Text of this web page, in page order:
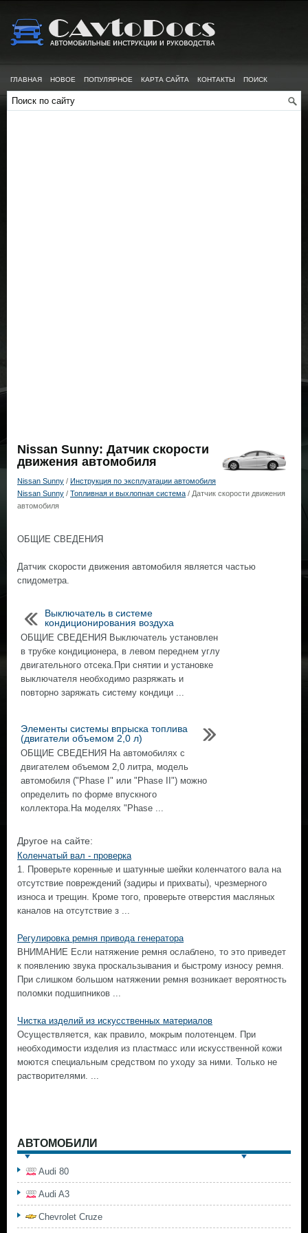
ГЛАВНАЯ НОВОЕ ПОПУЛЯРНОЕ КАРТА САЙТА КОНТАКТЫ ПОИСК
Nissan Sunny: Датчик скорости
движения автомобиля
Nissan Sunny / Инструкция по эксплуатации автомобиля
Nissan Sunny / Топливная и выхлопная система / Датчик скорости движения
автомобиля
ОБЩИЕ СВЕДЕНИЯ
Датчик скорости движения автомобиля является частью
спидометра.
Выключатель в системе
кондиционирования воздуха
ОБЩИЕ СВЕДЕНИЯ Выключатель установлен
в трубке кондиционера, в левом переднем углу
двигательного отсека.При снятии и установке
выключателя необходимо разряжать и
повторно заряжать систему кондици ...
Элементы системы впрыска топлива
(двигатели объемом 2,0 л)
ОБЩИЕ СВЕДЕНИЯ На автомобилях с
двигателем объемом 2,0 литра, модель
автомобиля ("Phase I" или "Phase II") можно
определить по форме впускного
коллектора.На моделях "Phase ...
Другое на сайте:
Коленчатый вал - проверка
1. Проверьте коренные и шатунные шейки коленчатого вала на
отсутствие повреждений (задиры и прихваты), чрезмерного
износа и трещин. Кроме того, проверьте отверстия масляных
каналов на отсутствие з ...
Регулировка ремня привода генератора
ВНИМАНИЕ Если натяжение ремня ослаблено, то это приведет
к появлению звука проскальзывания и быстрому износу ремня.
При слишком большом натяжении ремня возникает вероятность
поломки подшипников ...
Чистка изделий из искусственных материалов
Осуществляется, как правило, мокрым полотенцем. При
необходимости изделия из пластмасс или искусственной кожи
моются специальным средством по уходу за ними. Только не
растворителями. ...
АВТОМОБИЛИ
Audi 80
Audi A3
Chevrolet Cruze